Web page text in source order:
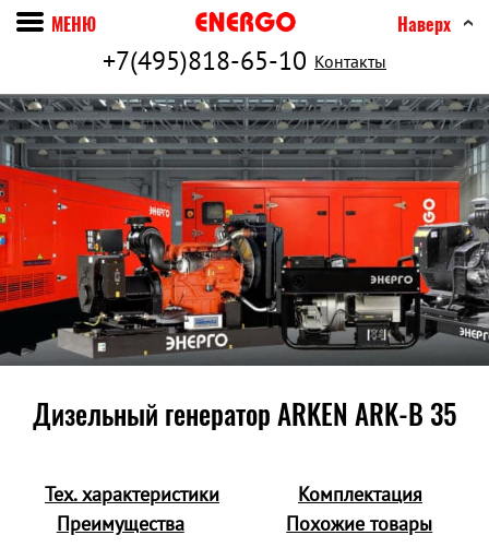
+7(495)818-65-10 Контакты
МЕНЮ Наверх
Дизельный генератор ARKEN ARK-B 35
Тех. характеристики
Комплектация
Преимущества
Похожие товары